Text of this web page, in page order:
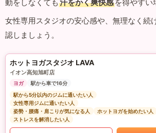
動をしなくても 汗をかく爽快感 を得やすい
女性専用スタジオの安心感や、無理なく続
認しましょう。
ホットヨガスタジオ LAVA
イオン高知旭町店
ヨガ
駅から車で16分
駅から5分以内のジムに通いたい人
女性専用ジムに通いたい人
姿勢・腰痛・肩こりが気になる人
ホットヨガを始めたい人
ストレスを解消したい人